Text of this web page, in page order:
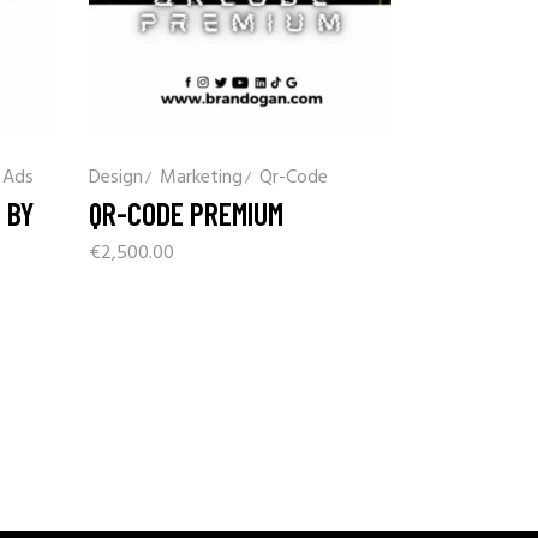
Design Marketing Qr-Code
QR-CODE PREMIUM
€2,500.00